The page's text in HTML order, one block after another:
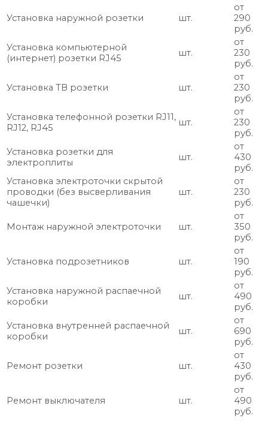
Установка наружной розетки шт.
от
290
руб.
Установка компьютерной
(интернет) розетки RJ45
шт.
от
230
руб.
Установка ТВ розетки шт.
от
230
руб.
Установка телефонной розетки RJ11,
RJ12, RJ45
шт.
от
230
руб.
Установка розетки для
электроплиты
шт.
от
430
руб.
Установка электроточки скрытой
проводки (без высверливания
чашечки)
шт.
от
230
руб.
Монтаж наружной электроточки шт.
от
350
руб.
Установка подрозетников шт.
от
190
руб.
Установка наружной распаечной
коробки
шт.
от
490
руб.
Установка внутренней распаечной
коробки
шт.
от
690
руб.
Ремонт розетки шт.
от
430
руб.
Ремонт выключателя шт.
от
490
руб.